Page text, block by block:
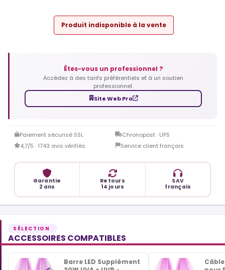
Produit indisponible à la vente
Êtes-vous un professionnel ?
Accédez à des tarifs préférentiels et à un soutien
professionnel.
Site Web Pro
Paiement sécurisé SSL
Chronopost · UPS
4,7/5 · 1743 avis vérifiés
Service client français
Garantie
2 ans
Retours
14 jours
SAV
français
ACCESSOIRES COMPATIBLES
Barre LED Supplément